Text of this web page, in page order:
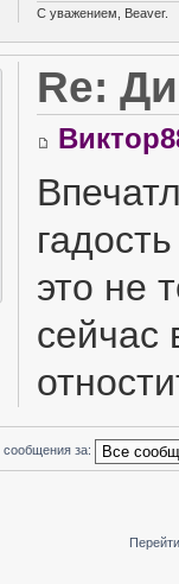
С уважением, Beaver.
Re:
это не
сейчас
сообщения за: